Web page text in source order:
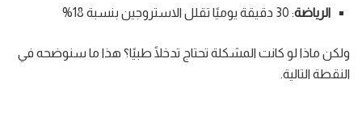
الرياضة: 30 دقيقة يوميًا تقلل الاستروجين بنسبة 18%
ولكن ماذا لو كانت المشكلة تحتاج تدخلًا طبيًا؟ هذا ما سنوضحه في
النقطة التالية.